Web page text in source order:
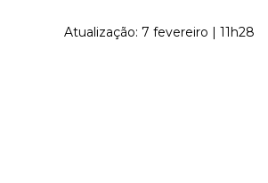
Atualização: 7 fevereiro | 11h28